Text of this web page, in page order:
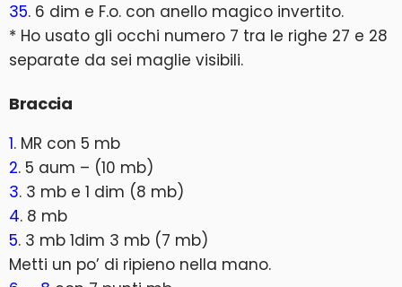
35. 6 dim e F.o. con anello magico invertito.
* Ho usato gli occhi numero 7 tra le righe 27 e 28
separate da sei maglie visibili.
Braccia
1. MR con 5 mb
2. 5 aum – (10 mb)
3. 3 mb e 1 dim (8 mb)
4. 8 mb
5. 3 mb 1dim 3 mb (7 mb)
Metti un po’ di ripieno nella mano.